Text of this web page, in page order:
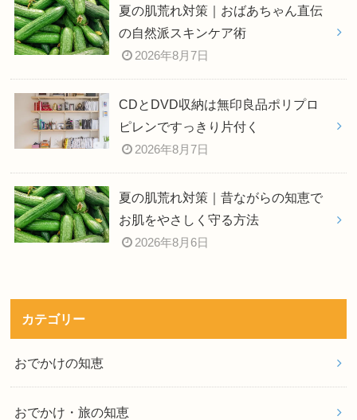
夏の肌荒れ対策｜おばあちゃん直伝
の自然派スキンケア術
2026年8月7日
CDとDVD収納は無印良品ポリプロ
ピレンですっきり片付く
2026年8月7日
夏の肌荒れ対策｜昔ながらの知恵で
お肌をやさしく守る方法
2026年8月6日
カテゴリー
おでかけの知恵
おでかけ・旅の知恵